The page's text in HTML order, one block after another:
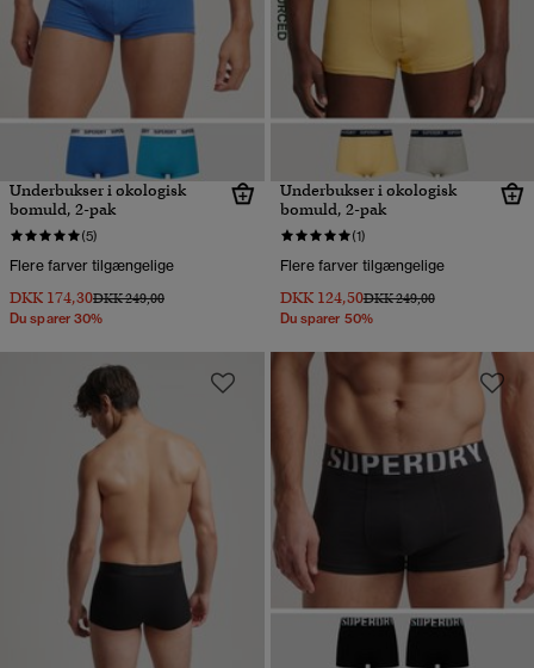
Underbukser i økologisk
bomuld, 2-pak
(5)
Flere farver tilgængelige
DKK 174,30Pris nedsat fra
DKK 249,00til
Du sparer 30%
Underbukser i økologisk
bomuld, 2-pak
(1)
Flere farver tilgængelige
DKK 124,50Pris nedsat fra
DKK 249,00til
Du sparer 50%